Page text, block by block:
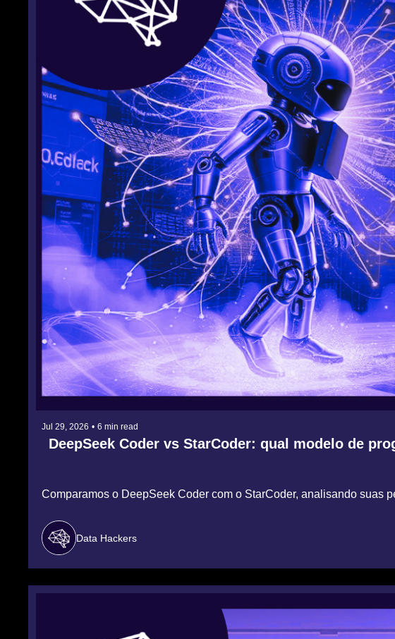
Jul 29, 2026 • 6 min read
DeepSeek Coder vs StarCoder: qual modelo de
Comparamos o DeepSeek Coder com o StarCoder, analisando suas
Data Hackers